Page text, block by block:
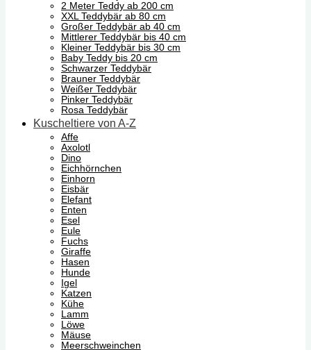
2 Meter Teddy ab 200 cm
XXL Teddybär ab 80 cm
Großer Teddybär ab 40 cm
Mittlerer Teddybär bis 40 cm
Kleiner Teddybär bis 30 cm
Baby Teddy bis 20 cm
Schwarzer Teddybär
Brauner Teddybär
Weißer Teddybär
Pinker Teddybär
Rosa Teddybär
Kuscheltiere von A-Z
Affe
Axolotl
Dino
Eichhörnchen
Einhorn
Eisbär
Elefant
Enten
Esel
Eule
Fuchs
Giraffe
Hasen
Hunde
Igel
Katzen
Kühe
Lamm
Löwe
Mäuse
Meerschweinchen